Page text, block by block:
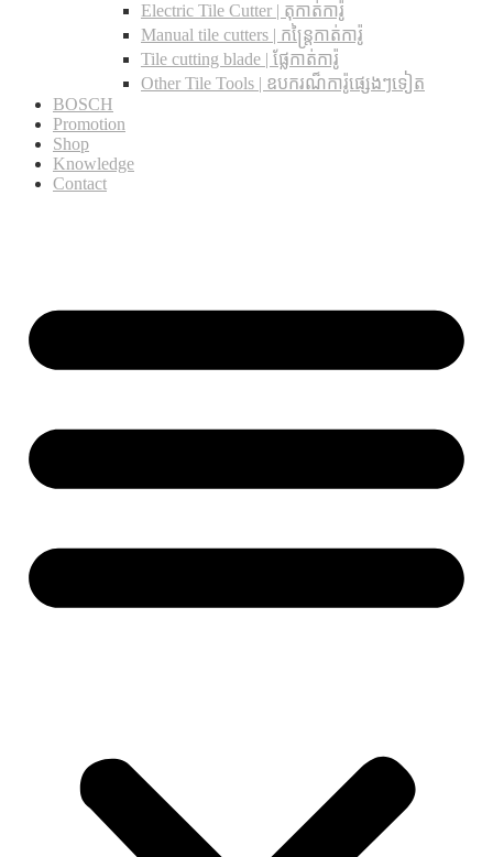
Electric Tile Cutter | តុកាត់ការ៉ូ
Manual tile cutters | កន្ត្រៃកាត់ការ៉ូ
Tile cutting blade | ផ្លែកាត់ការ៉ូ
Other Tile Tools | ឧបករណ៏ការ៉ូផ្សេងៗទៀត
BOSCH
Promotion
Shop
Knowledge
Contact